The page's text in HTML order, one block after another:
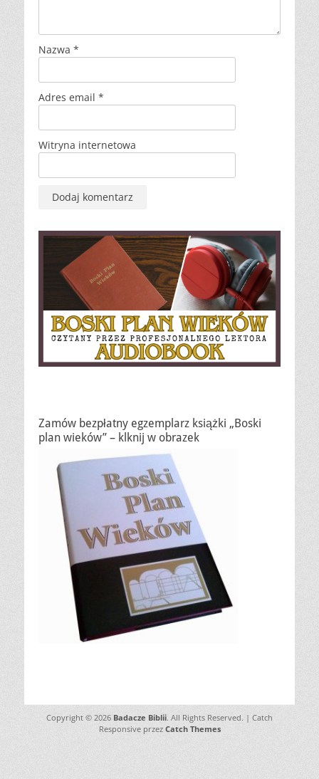
Nazwa *
Adres email *
Witryna internetowa
Zamów bezpłatny egzemplarz książki „Boski
plan wieków” – klknij w obrazek
Copyright © 2026 Badacze Biblii. All Rights Reserved. | Catch
Responsive przez Catch Themes